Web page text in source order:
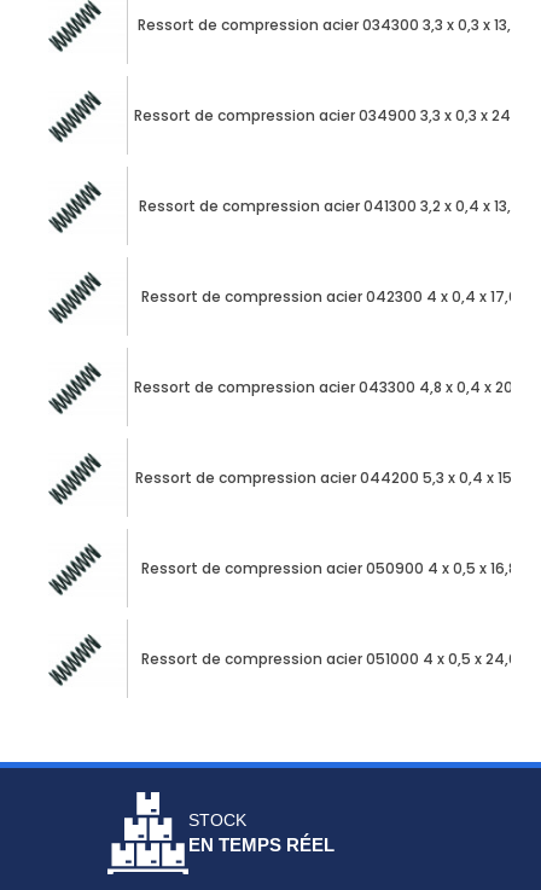
Ressort de compression acier 034300 3,3 x 0,3 x 13,95
Ressort de compression acier 034900 3,3 x 0,3 x 24,95
Ressort de compression acier 041300 3,2 x 0,4 x 13,24
Ressort de compression acier 042300 4 x 0,4 x 17,08
Ressort de compression acier 043300 4,8 x 0,4 x 20,92
Ressort de compression acier 044200 5,3 x 0,4 x 15,88
Ressort de compression acier 050900 4 x 0,5 x 16,85
Ressort de compression acier 051000 4 x 0,5 x 24,00
STOCK
EN TEMPS RÉEL